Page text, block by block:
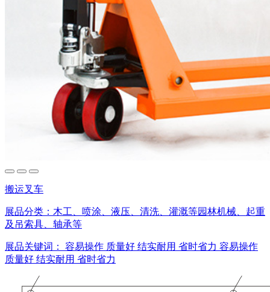
搬运叉车
展品分类： 木工、喷涂、液压、清洗、灌溉等园林机械、起重
及吊索具、轴承等
展品关键词： 容易操作 质量好 结实耐用 省时省力 容易操作
质量好 结实耐用 省时省力